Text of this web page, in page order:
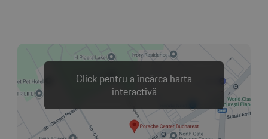
Click pentru a încărca harta
interactivă